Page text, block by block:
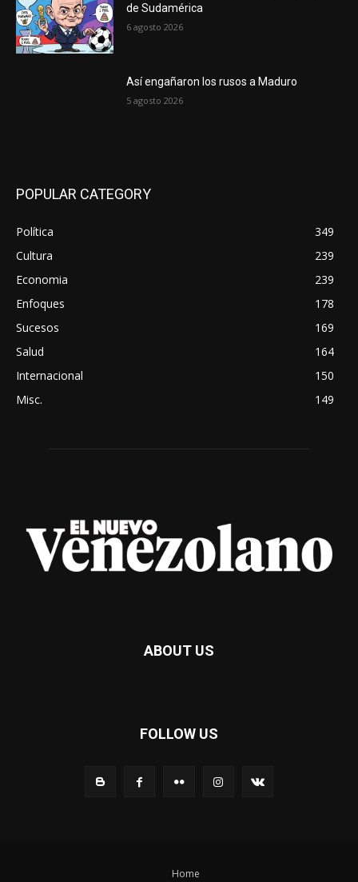
de Sudamérica
6 agosto 2026
Así engañaron los rusos a Maduro
5 agosto 2026
POPULAR CATEGORY
Política
349
Cultura
239
Economia
239
Enfoques
178
Sucesos
169
Salud
164
Internacional
150
Misc.
149
ABOUT US
FOLLOW US
Home